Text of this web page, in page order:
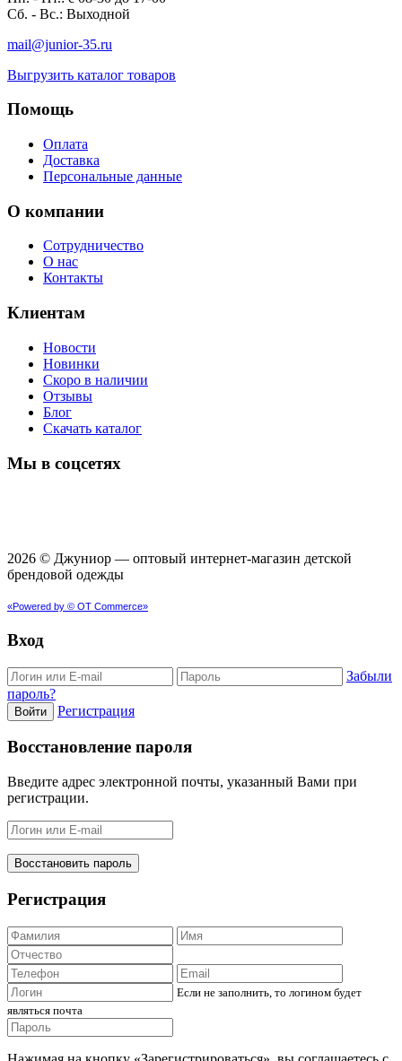
Сб. - Вс.: Выходной
mail@junior-35.ru
Выгрузить каталог товаров
Помощь
Оплата
Доставка
Персональные данные
О компании
Сотрудничество
О нас
Контакты
Клиентам
Новости
Новинки
Скоро в наличии
Отзывы
Блог
Скачать каталог
Мы в соцсетях
2026 © Джуниор ― оптовый интернет-магазин детской
брендовой одежды
«Powered by © OT Commerce»
Вход
Забыли
пароль?
Войти Регистрация
Восстановление пароля
Введите адрес электронной почты, указанный Вами при
регистрации.
Восстановить пароль
Регистрация
Если не заполнить, то логином будет
являться почта